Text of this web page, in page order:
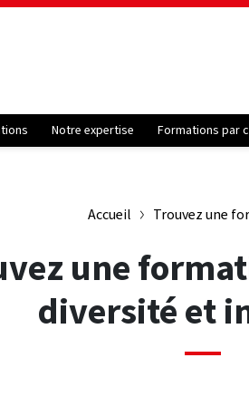
Notre expertise Formations par
Accueil Trouvez une
une
diversité et